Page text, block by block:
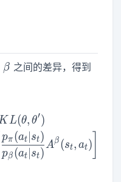
\beta
β 之间的差异，得到
K L(θ, θ′)
pβ (at st )
pπ (at st )
Aβ (st, at )